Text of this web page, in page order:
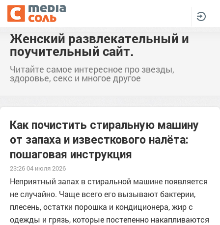
Женский развлекательный и
поучительный сайт.
Читайте самое интересное про звезды,
здоровье, секс и многое другое
Как почистить стиральную машину
от запаха и известкового налёта:
пошаговая инструкция
23:26 04 июля 2026
Неприятный запах в стиральной машине появляется
не случайно. Чаще всего его вызывают бактерии,
плесень, остатки порошка и кондиционера, жир с
одежды и грязь, которые постепенно накапливаются